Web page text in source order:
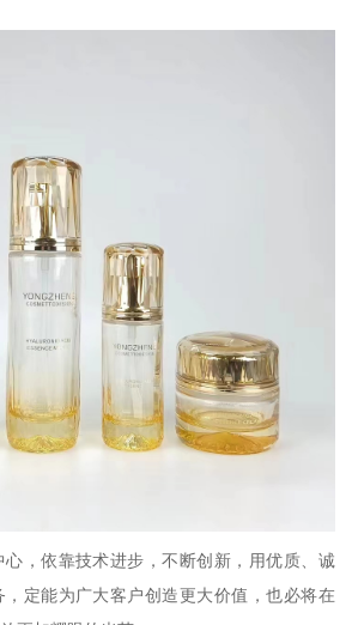
，依靠技术进步，不断创新，用优质、诚
定能为广大客户创造更大价值，也必将在